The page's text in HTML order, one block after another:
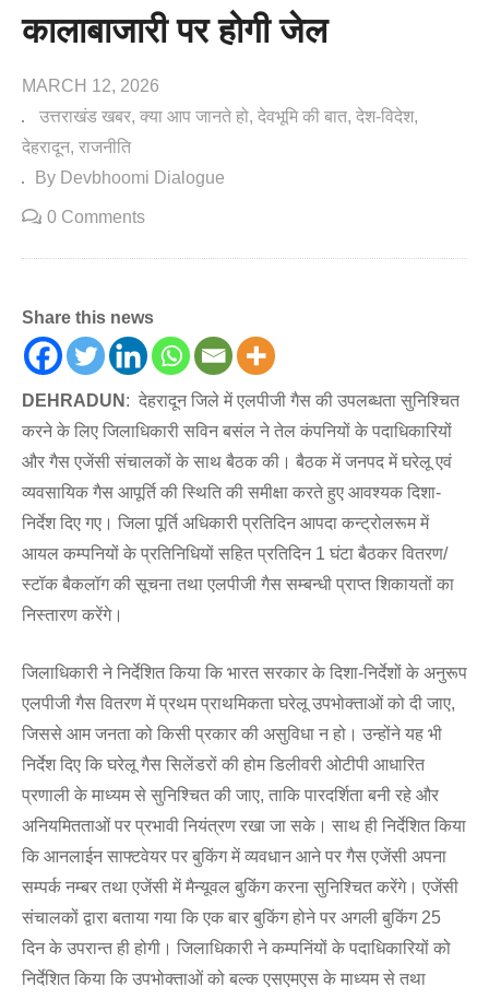
कालाबाजारी पर होगी जेल
MARCH 12, 2026
उत्तराखंड खबर क्या आप जानते हो देवभूमि की बात देश-विदेश
देहरादून राजनीति
By Devbhoomi Dialogue
0 Comments
Share this news
DEHRADUN : देहरादून जिले में एलपीजी गैस की उपलब्धता सुनिश्चित
करने के लिए जिलाधिकारी सविन बसंल ने तेल कंपनियों के पदाधिकारियों
और गैस एजेंसी संचालकों के साथ बैठक की। बैठक में जनपद में घरेलू एवं
व्यवसायिक गैस आपूर्ति की स्थिति की समीक्षा करते हुए आवश्यक दिशा-
निर्देश दिए गए। जिला पूर्ति अधिकारी प्रतिदिन आपदा कन्ट्रोलरूम में
आयल कम्पनियों के प्रतिनिधियों सहित प्रतिदिन 1 घंटा बैठकर वितरण/
स्टॉक बैकलॉग की सूचना तथा एलपीजी गैस सम्बन्धी प्राप्त शिकायतों का
निस्तारण करेंगे।
जिलाधिकारी ने निर्देशित किया कि भारत सरकार के दिशा-निर्देशों के अनुरूप
एलपीजी गैस वितरण में प्रथम प्राथमिकता घरेलू उपभोक्ताओं को दी जाए,
जिससे आम जनता को किसी प्रकार की असुविधा न हो। उन्होंने यह भी
निर्देश दिए कि घरेलू गैस सिलेंडरों की होम डिलीवरी ओटीपी आधारित
प्रणाली के माध्यम से सुनिश्चित की जाए, ताकि पारदर्शिता बनी रहे और
अनियमितताओं पर प्रभावी नियंत्रण रखा जा सके। साथ ही निर्देशित किया
कि आनलाईन साफ्टवेयर पर बुकिंग में व्यवधान आने पर गैस एजेंसी अपना
सम्पर्क नम्बर तथा एजेंसी में मैन्यूवल बुकिंग करना सुनिश्चित करेंगे। एजेंसी
संचालकों द्वारा बताया गया कि एक बार बुकिंग होने पर अगली बुकिंग 25
दिन के उपरान्त ही होगी। जिलाधिकारी ने कम्पनिंयों के पदाधिकारियों को
निर्देशित किया कि उपभोक्ताओं को बल्क एसएमएस के माध्यम से तथा